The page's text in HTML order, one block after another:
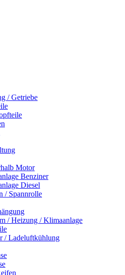
/ Getriebe
Motor
Benziner
Diesel
/ Spannrolle
/ Heizung / Klimaanlage
/ Ladeluftkühlung